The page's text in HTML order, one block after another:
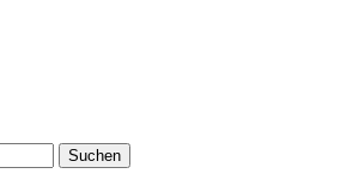
Suchen